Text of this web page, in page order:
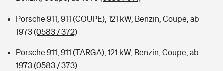
Porsche 911, 911 (COUPE), 121 kW, Benzin, Coupe, ab
1973(0583 / 372)
Porsche 911, 911 (TARGA), 121 kW, Benzin, Coupe, ab
1973(0583 / 373)